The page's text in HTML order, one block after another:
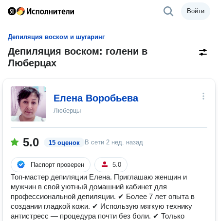
Войти
Депиляция воском и шугаринг
Депиляция воском: голени в
Люберцах
Елена Воробьева
Люберцы
5.0 15 оценок В сети 2 нед. назад
Паспорт проверен 5.0
Топ-мастер депиляции Елена. Приглашаю женщин и
мужчин в свой уютный домашний кабинет для
профессиональной депиляции. ✔ Более 7 лет опыта в
создании гладкой кожи. ✔ Использую мягкую технику
антистресс — процедура почти без боли. ✔ Только